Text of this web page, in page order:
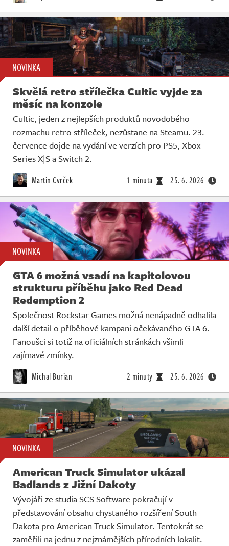
NOVINKA
Skvělá retro střílečka Cultic vyjde za
měsíc na konzole
Cultic, jeden z nejlepších produktů novodobého
rozmachu retro stříleček, nezůstane na Steamu. 23.
července dojde na vydání ve verzích pro PS5, Xbox
Series X|S a Switch 2.
Martin Cvrček 1 minuta 25. 6. 2026
NOVINKA
GTA 6 možná vsadí na kapitolovou
strukturu příběhu jako Red Dead
Redemption 2
Společnost Rockstar Games možná nenápadně odhalila
další detail o příběhové kampani očekávaného GTA 6.
Fanoušci si totiž na oficiálních stránkách všimli
zajímavé zmínky.
Michal Burian 2 minuty 25. 6. 2026
NOVINKA
American Truck Simulator ukázal
Badlands z Jižní Dakoty
Vývojáři ze studia SCS Software pokračují v
představování obsahu chystaného rozšíření South
Dakota pro American Truck Simulator. Tentokrát se
zaměřili na jednu z nejznámějších přírodních lokalit.